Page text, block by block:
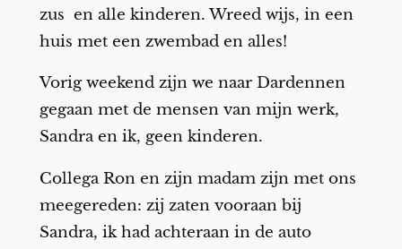
zus en alle kinderen. Wreed wijs, in een
huis met een zwembad en alles!
Vorig weekend zijn we naar Dardennen
gegaan met de mensen van mijn werk,
Sandra en ik, geen kinderen.
Collega Ron en zijn madam zijn met ons
meegereden: zij zaten vooraan bij
Sandra, ik had achteraan in de auto